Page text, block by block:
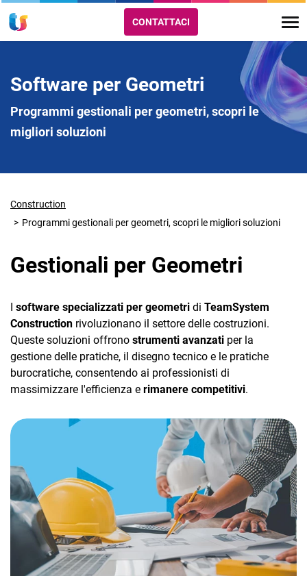
CRM
Email Marketing
Fatturazione
Financial Solutions
CONTATTACI
Software per Geometri
Programmi gestionali per geometri, scopri le
migliori soluzioni
Construction
Programmi gestionali per geometri, scopri le migliori soluzioni
Gestionali per Geometri
I software specializzati per geometri di TeamSystem
Construction rivoluzionano il settore delle costruzioni.
Queste soluzioni offrono strumenti avanzati per la
gestione delle pratiche, il disegno tecnico e le pratiche
burocratiche, consentendo ai professionisti di
massimizzare l'efficienza e rimanere competitivi.